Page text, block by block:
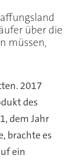
über die
müssen,
2017
des
dem Jahr
brachte es
ein